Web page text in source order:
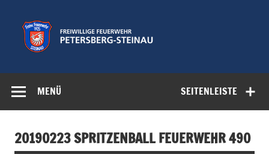
springen
Feuerwehr
Petersberg-
SEITENLEISTE
MENÜ
20190223 SPRITZENBALL FEUERWEHR 490